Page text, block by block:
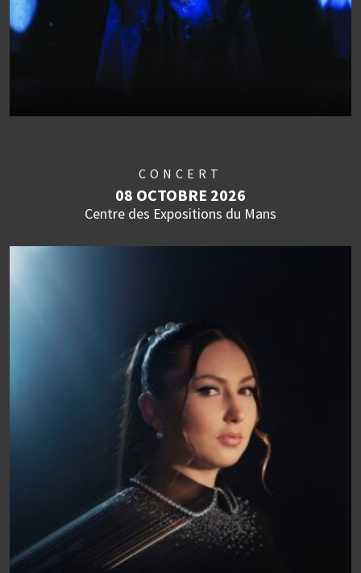
CONCERT
08 OCTOBRE 2026
Centre des Expositions du Mans